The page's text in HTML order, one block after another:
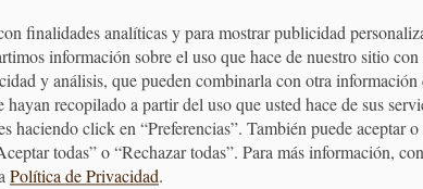
finalidades analíticas y para mostrar publicidad
información sobre el uso que hace de nuestro sitio con
y análisis, que pueden combinarla con otra información
recopilado a partir del uso que usted hace de sus
haciendo click en “Preferencias”. También puede aceptar
todas” o “Rechazar todas”. Para más información,
Política de Privacidad.